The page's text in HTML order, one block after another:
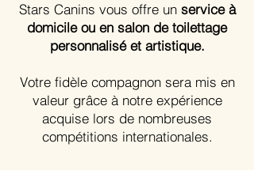
Stars Canins vous offre unservice à
domicile ou en salon de toilettage
personnalisé et artistique.
Votre fidèle compagnon sera mis en
valeur grâce à notre expérience
acquise lors de nombreuses
compétitions internationales.